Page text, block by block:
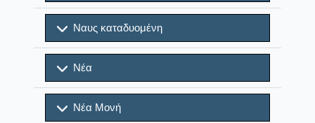
Ναυς καταδυομένη
Νέα
Νέα Μονή